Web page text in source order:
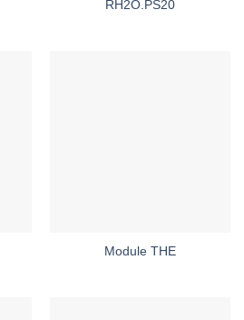
RH2O.PS20
Module THE